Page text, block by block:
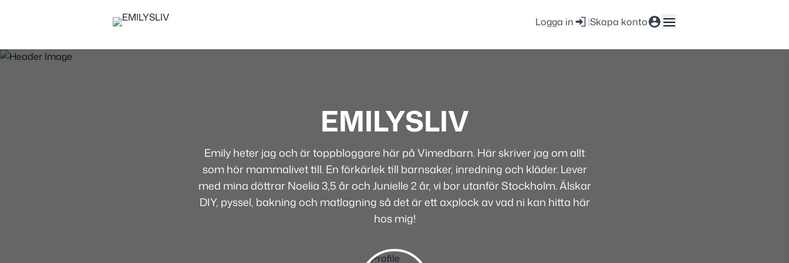
Logga in |Skapa konto
EMILYSLIV
Emily heter jag och är toppbloggare här på Vimedbarn. Här skriver jag om allt
som hör mammalivet till. En förkärlek till barnsaker, inredning och kläder. Lever
med mina döttrar Noelia 3,5 år och Junielle 2 år, vi bor utanför Stockholm. Älskar
DIY, pyssel, bakning och matlagning så det är ett axplock av vad ni kan hitta här
hos mig!